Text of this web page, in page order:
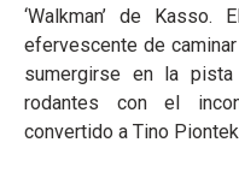
‘Walkman’ de Kasso.
efervescente de
sumergirse en la pista
rodantes con el
convertido a Tino